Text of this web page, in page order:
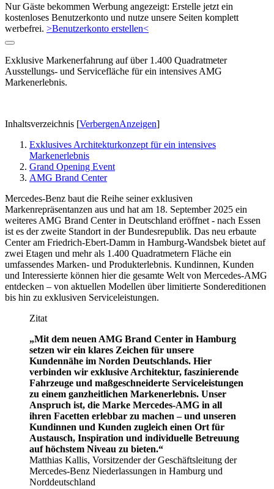
Nur Gäste bekommen Werbung angezeigt: Erstelle jetzt ein
kostenloses Benutzerkonto und nutze unsere Seiten komplett
werbefrei. >Benutzerkonto erstellen<
Exklusive Markenerfahrung auf über 1.400 Quadratmeter
Ausstellungs- und Servicefläche für ein intensives AMG
Markenerlebnis.
Inhaltsverzeichnis [VerbergenAnzeigen]
Exklusives Architekturkonzept für ein intensives
Markenerlebnis
Grand Opening Event
AMG Brand Center
Mercedes-Benz baut die Reihe seiner exklusiven
Markenrepräsentanzen aus und hat am 18. September 2025 ein
weiteres AMG Brand Center in Deutschland eröffnet - nach Essen
ist es der zweite Standort in der Bundesrepublik. Das neu erbaute
Center am Friedrich-Ebert-Damm in Hamburg-Wandsbek bietet auf
zwei Etagen und mehr als 1.400 Quadratmetern Fläche ein
umfassendes Marken- und Produkterlebnis. Kundinnen, Kunden
und Interessierte können hier die gesamte Welt von Mercedes-AMG
entdecken – von aktuellen Modellen über limitierte Sondereditionen
bis hin zu exklusiven Serviceleistungen.
Zitat
„Mit dem neuen AMG Brand Center in Hamburg
setzen wir ein klares Zeichen für unsere
Kundennähe im Norden Deutschlands. Hier
verbinden wir exklusive Architektur, faszinierende
Fahrzeuge und maßgeschneiderte Serviceleistungen
zu einem ganzheitlichen Markenerlebnis. Unser
Anspruch ist, die Marke Mercedes-AMG in all
ihren Facetten erlebbar zu machen – und unseren
Kundinnen und Kunden zugleich einen Ort für
Austausch, Inspiration und individuelle Betreuung
auf höchstem Niveau zu bieten.“
Matthias Kallis, Vorsitzender der Geschäftsleitung der
Mercedes-Benz Niederlassungen in Hamburg und
Norddeutschland